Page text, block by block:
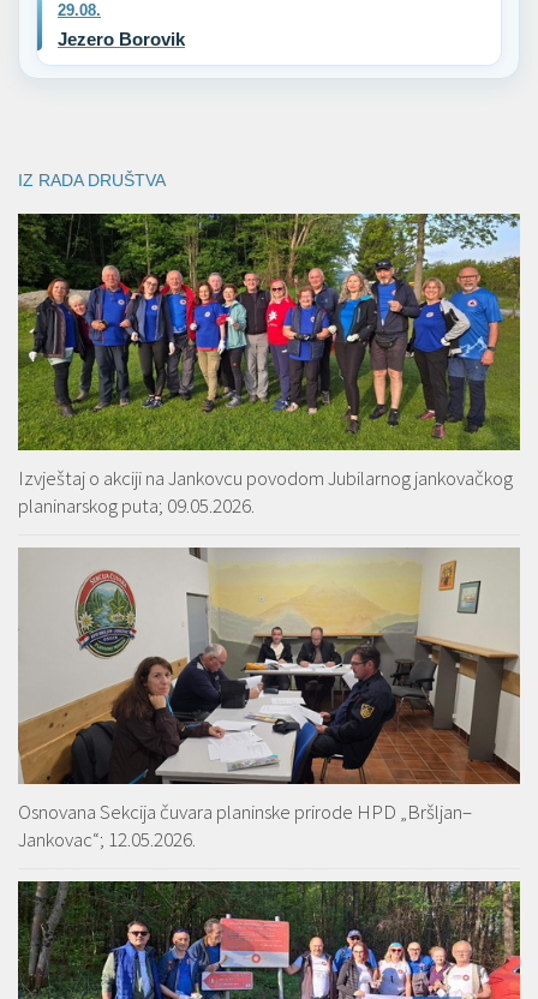
29.08.
Jezero Borovik
IZ RADA DRUŠTVA
Izvještaj o akciji na Jankovcu povodom Jubilarnog jankovačkog
planinarskog puta; 09.05.2026.
Osnovana Sekcija čuvara planinske prirode HPD „Bršljan–
Jankovac“; 12.05.2026.